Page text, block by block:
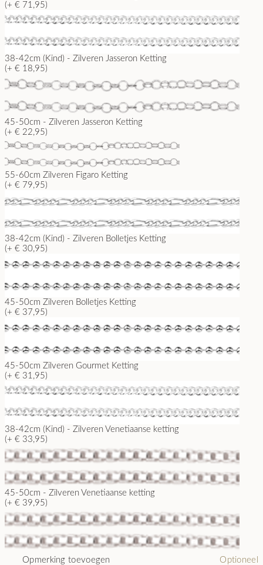
(+ € 71,95)
38-42cm (Kind) - Zilveren Jasseron Ketting
(+ € 18,95)
45-50cm - Zilveren Jasseron Ketting
(+ € 22,95)
55-60cm Zilveren Figaro Ketting
(+ € 79,95)
38-42cm (Kind) - Zilveren Bolletjes Ketting
(+ € 30,95)
45-50cm Zilveren Bolletjes Ketting
(+ € 37,95)
45-50cm Zilveren Gourmet Ketting
(+ € 31,95)
38-42cm (Kind) - Zilveren Venetiaanse ketting
(+ € 33,95)
45-50cm - Zilveren Venetiaanse ketting
(+ € 39,95)
Opmerking toevoegen Optioneel